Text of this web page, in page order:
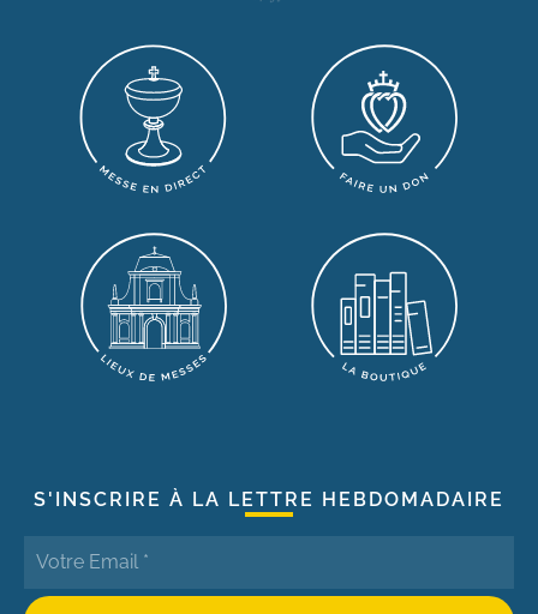
S'INSCRIRE À LA LETTRE HEBDOMADAIRE